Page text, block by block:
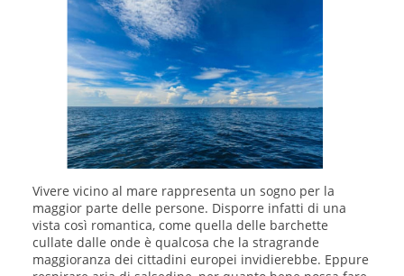
Vivere vicino al mare rappresenta un sogno per la
maggior parte delle persone. Disporre infatti di una
vista così romantica, come quella delle barchette
cullate dalle onde è qualcosa che la stragrande
maggioranza dei cittadini europei invidierebbe. Eppure